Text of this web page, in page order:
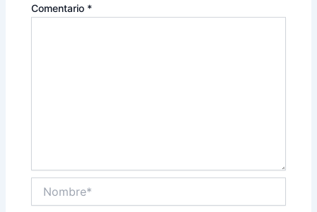
Comentario *